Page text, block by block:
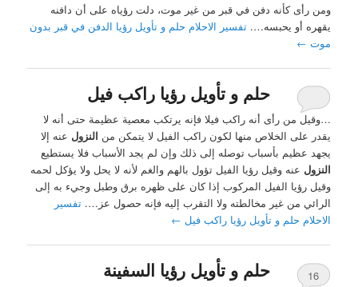
ومن رأى كأنه دفن في قبر من غير موت، دلت رؤياه على أن دافنه
يقهره أو يحبسه….تفسير الاحلام حلم و تأويل رؤيا الدفن في قبر بدون
موت ←
حلم و تأويل رؤيا راكب فيل
…وقيل من رأى أنه راكب فيلا فإنه يرتكب معصية عظيمة حتى أنه لا
يقدر على الخلاص منها لكون راكب الفيل لا يتمكن من النزول عنه إلا
يجهد عظيم بأسباب توصله إلى ذلك وإن لم يجد الأسباب فلا يستطيع
النزول عنه وقيل رؤيا الفيل تؤول بالهم والغم لأنه لا يحل ولا يؤكل لحمه
وقيل رؤيا الفيل المركوب إذا كان على ظهره برق وطبل وجيء به إلى
الرائي من غير مخالطته ولا التقرب إليه فإنه حصول عز….تفسير
الاحلام حلم و تأويل رؤيا راكب فيل ←
حلم و تأويل رؤيا السفينة
16